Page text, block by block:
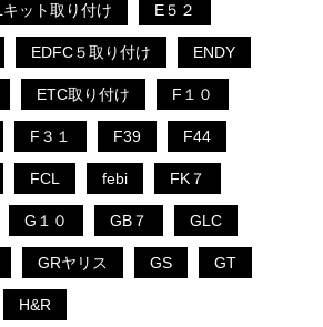
キット取り付け E５２
EDFC５取り付け ENDY
ETC取り付け F１０
F３１ F39 F44
FCL febi FK７
G１０ GB７ GLC
GRヤリス GS GT
H&R